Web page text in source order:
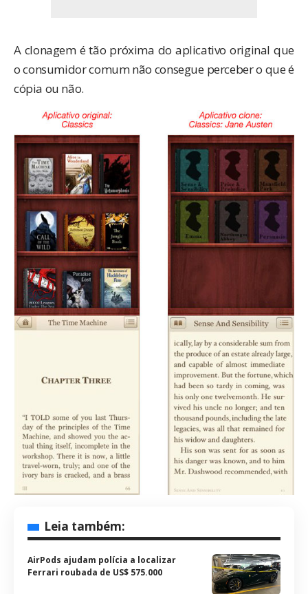
A clonagem é tão próxima do aplicativo original que
o consumidor comum não consegue perceber o que é
cópia ou não.
Leia também:
AirPods ajudam polícia a localizar
Ferrari roubada de US$ 575.000